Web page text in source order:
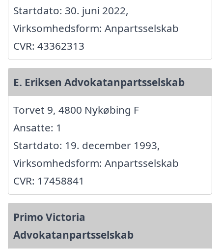
Startdato: 30. juni 2022,
Virksomhedsform: Anpartsselskab
CVR: 43362313
E. Eriksen Advokatanpartsselskab
Torvet 9, 4800 Nykøbing F
Ansatte: 1
Startdato: 19. december 1993,
Virksomhedsform: Anpartsselskab
CVR: 17458841
Primo Victoria
Advokatanpartsselskab